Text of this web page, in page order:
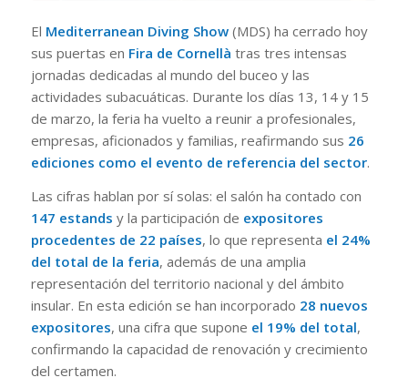
El Mediterranean Diving Show(MDS) ha cerrado hoy
sus puertas en Fira de Cornellà tras tres intensas
jornadas dedicadas al mundo del buceo y las
actividades subacuáticas. Durante los días 13, 14 y 15
de marzo, la feria ha vuelto a reunir a profesionales,
empresas, aficionados y familias, reafirmando sus 26
ediciones como el evento de referencia del sector.
Las cifras hablan por sí solas: el salón ha contado con
147 estands y la participación de expositores
procedentes de 22 países, lo que representa el 24%
del total de la feria, además de una amplia
representación del territorio nacional y del ámbito
insular. En esta edición se han incorporado 28 nuevos
expositores, una cifra que supone el 19% del total,
confirmando la capacidad de renovación y crecimiento
del certamen.